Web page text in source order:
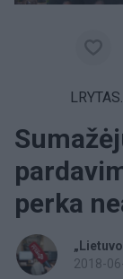
perka
2018-